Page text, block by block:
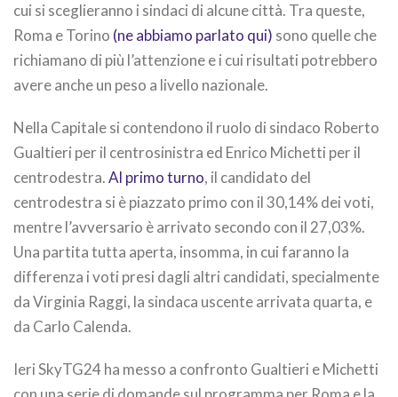
cui si sceglieranno i sindaci di alcune città. Tra queste,
Roma e Torino (ne abbiamo parlato qui) sono quelle che
richiamano di più l’attenzione e i cui risultati potrebbero
avere anche un peso a livello nazionale.
Nella Capitale si contendono il ruolo di sindaco Roberto
Gualtieri per il centrosinistra ed Enrico Michetti per il
centrodestra.Al primo turno, il candidato del
centrodestra si è piazzato primo con il 30,14% dei voti,
mentre l’avversario è arrivato secondo con il 27,03%.
Una partita tutta aperta, insomma, in cui faranno la
differenza i voti presi dagli altri candidati, specialmente
da Virginia Raggi, la sindaca uscente arrivata quarta, e
da Carlo Calenda.
Ieri SkyTG24 ha messo a confronto Gualtieri e Michetti